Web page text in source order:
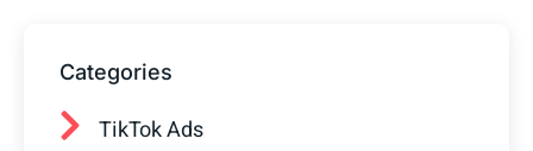
Categories
TikTok Ads